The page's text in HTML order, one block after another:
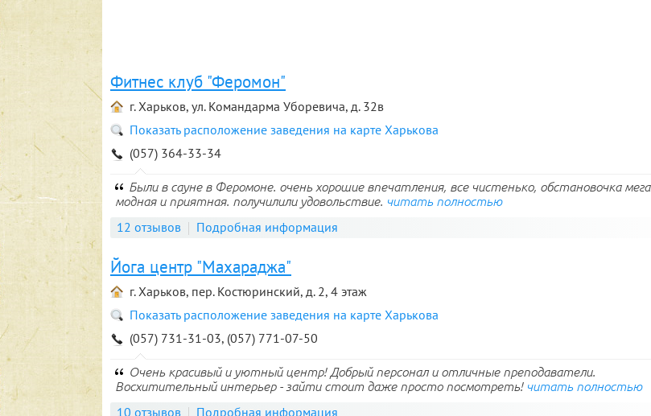
Фитнес клуб "Феромон"
г. Харьков, ул. Командарма Уборевича, д. 32в
Показать расположение заведения на карте Харькова
(057) 364-33-34
Были в сауне в Феромоне. очень хорошие впечатления, все чистенько, обстановочка мега
модная и приятная. получилили удовольствие. читать полностью
12 отзывов Подробная информация
Йога центр "Махараджа"
г. Харьков, пер. Костюринский, д. 2, 4 этаж
Показать расположение заведения на карте Харькова
(057) 731-31-03, (057) 771-07-50
Очень красивый и уютный центр! Добрый персонал и отличные преподаватели.
Восхитительный интерьер - зайти стоит даже просто посмотреть! читать полностью
10 отзывов Подробная информация